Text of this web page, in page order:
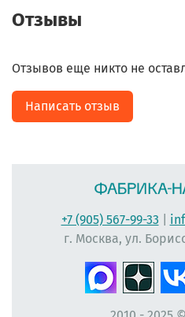
Отзывы
Отзывов еще никто не
Написать отзыв
+7 (905) 567-99-33
г. Москва, ул.